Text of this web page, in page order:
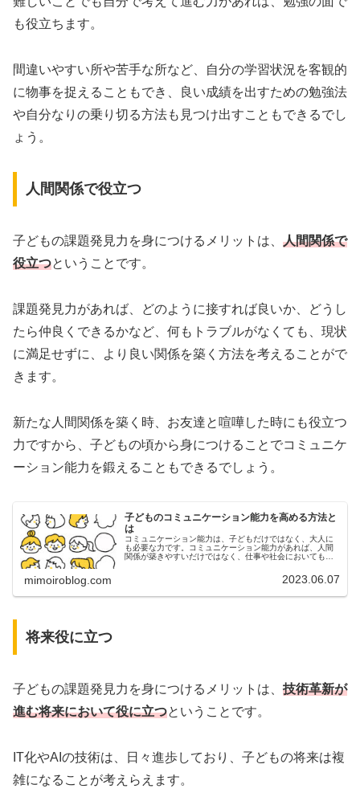
も役立ちます。
間違いやすい所や苦手な所など、自分の学習状況を客観的
に物事を捉えることもでき、良い成績を出すための勉強法
や自分なりの乗り切る方法も見つけ出すこともできるでし
ょう。
人間関係で役立つ
子どもの課題発見力を身につけるメリットは、 人間関係で
役立つということです。
課題発見力があれば、どのように接すれば良いか、どうし
たら仲良くできるかなど、何もトラブルがなくても、現状
に満足せずに、より良い関係を築く方法を考えることがで
きます。
新たな人間関係を築く時、お友達と喧嘩した時にも役立つ
力ですから、子どもの頃から身につけることでコミュニケ
ーション能力を鍛えることもできるでしょう。
子どものコミュニケーション能力を高める方法と
は
コミュニケーション能力は、子どもだけではなく、大人に
も必要な力です。コミュニケーション能力があれば、人間
関係が築きやすいだけではなく、仕事や社会においても身
mimoiroblog.com 2023.06.07
将来役に立つ
子どもの課題発見力を身につけるメリットは、 技術革新が
進む将来において役に立つということです。
IT化やAIの技術は、日々進歩しており、子どもの将来は複
雑になることが考えらえます。